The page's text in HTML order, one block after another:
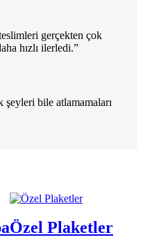
gerçekten çok
hızlı ilerledi.”
bile atlamamaları
Özel Plaketler